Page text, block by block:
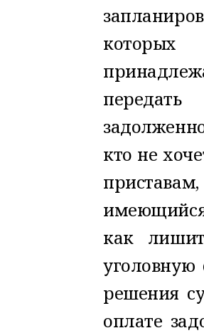
кто не
как
уголовную
решения
оплате